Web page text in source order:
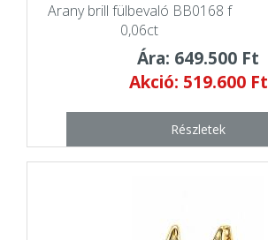
Arany brill fülbevaló BB0168 f
0,06ct
Ára: 649.500 Ft
Akció: 519.600 Ft
Részletek